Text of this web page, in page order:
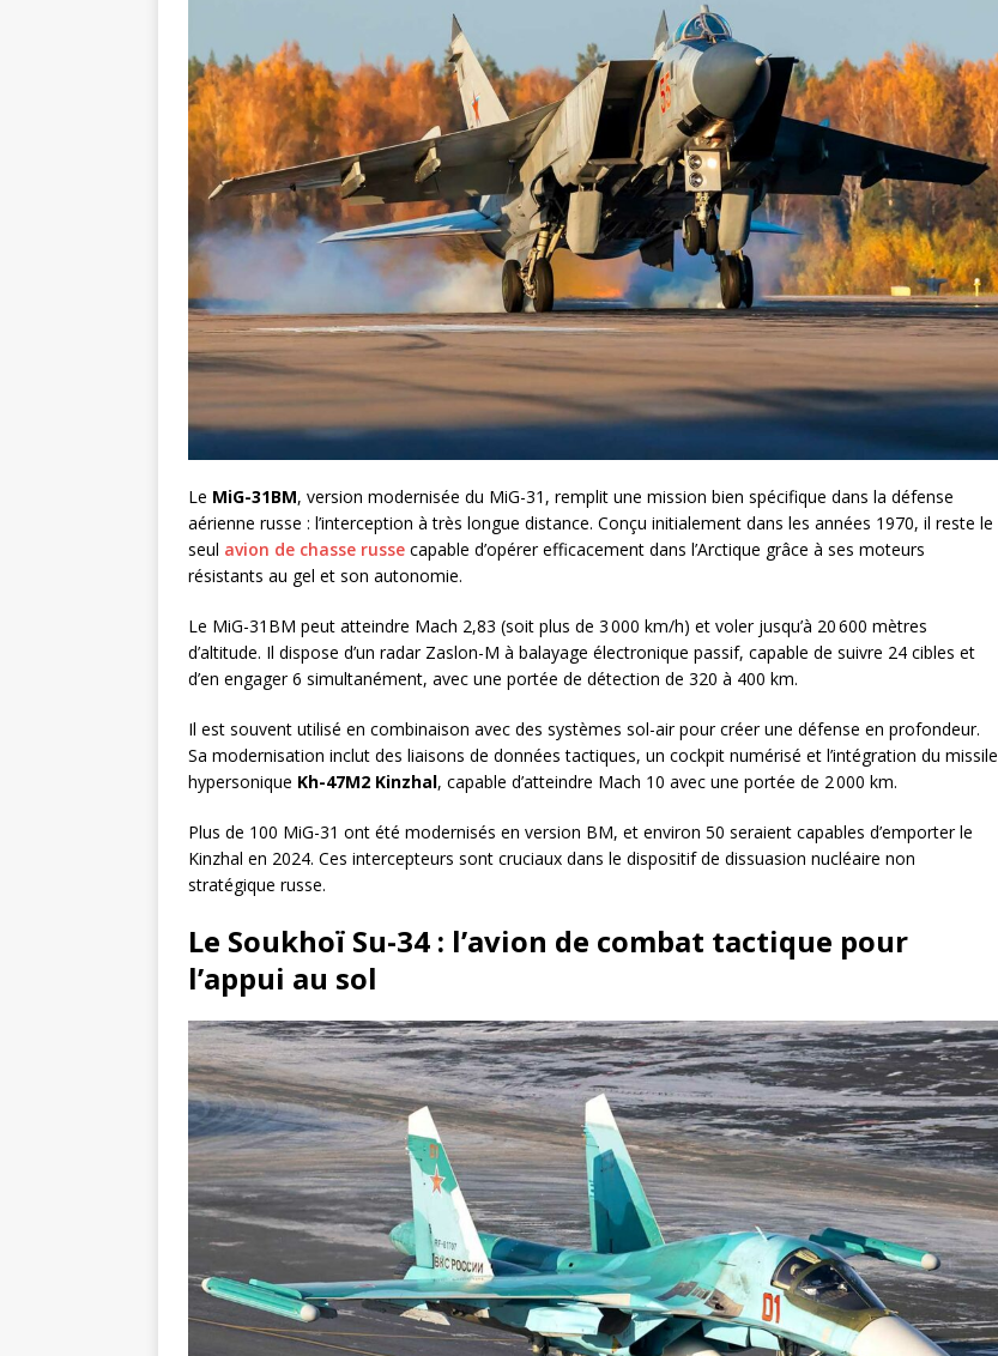
Le MiG-31BM, version modernisée du MiG-31, remplit une mission bien spécifique dans la défense
aérienne russe : l’interception à très longue distance. Conçu initialement dans les années 1970, il reste le
seul avion de chasse russe capable d’opérer efficacement dans l’Arctique grâce à ses moteurs
résistants au gel et son autonomie.
Le MiG-31BM peut atteindre Mach 2,83 (soit plus de 3 000 km/h) et voler jusqu’à 20 600 mètres
d’altitude. Il dispose d’un radar Zaslon-M à balayage électronique passif, capable de suivre 24 cibles et
d’en engager 6 simultanément, avec une portée de détection de 320 à 400 km.
Il est souvent utilisé en combinaison avec des systèmes sol-air pour créer une défense en profondeur.
Sa modernisation inclut des liaisons de données tactiques, un cockpit numérisé et l’intégration du missile
hypersonique Kh-47M2 Kinzhal, capable d’atteindre Mach 10 avec une portée de 2 000 km.
Plus de 100 MiG-31 ont été modernisés en version BM, et environ 50 seraient capables d’emporter le
Kinzhal en 2024. Ces intercepteurs sont cruciaux dans le dispositif de dissuasion nucléaire non
stratégique russe.
Le Soukhoï Su-34 : l’avion de combat tactique pour
l’appui au sol